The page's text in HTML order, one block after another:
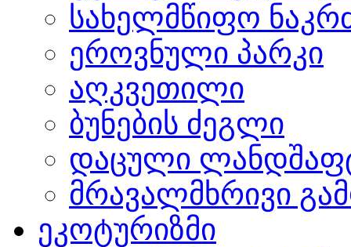
სახელმწიფო
ეროვნული პარკი
აღკვეთილი
ბუნების ძეგლი
დაცული
მრავალმხრივი
ეკოტურიზმი